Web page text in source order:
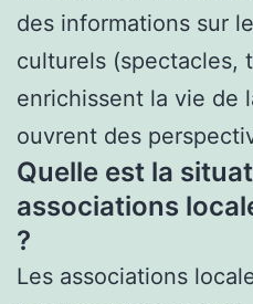
des informations sur
culturels (spectacles,
enrichissent la vie de
ouvrent des
Quelle est la
associations
?
Les associations